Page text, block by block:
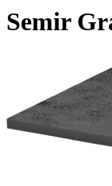
Semir